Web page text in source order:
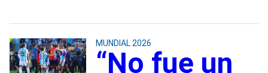
MUNDIAL 2026
“No fue un